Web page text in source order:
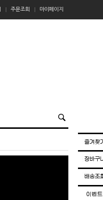
주문조회 마이페이지